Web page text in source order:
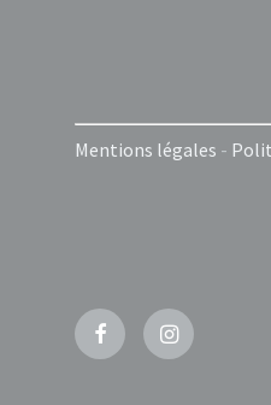
Mentions légales -
FacebookInstagram